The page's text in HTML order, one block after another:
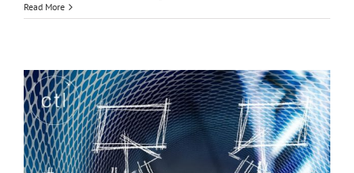
serveis
afegit
Read More